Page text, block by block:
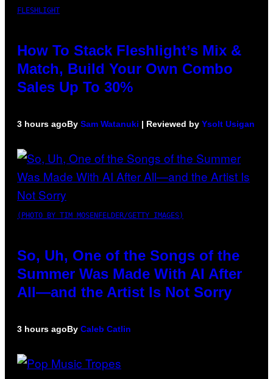
FLESHLIGHT
How To Stack Fleshlight’s Mix &
Match, Build Your Own Combo
Sales Up To 30%
3 hours agoBy Sam Watanuki | Reviewed by Ysolt Usigan
(PHOTO BY TIM MOSENFELDER/GETTY IMAGES)
So, Uh, One of the Songs of the
Summer Was Made With AI After
All—and the Artist Is Not Sorry
3 hours agoBy Caleb Catlin